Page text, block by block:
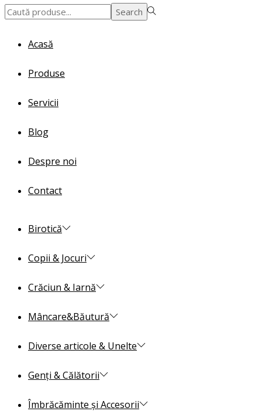
Search
Search
Acasă
Produse
Servicii
Blog
Despre noi
Contact
Birotică
Copii & Jocuri
Crăciun & Iarnă
Mâncare&Băutură
Diverse articole & Unelte
Genți & Călătorii
Îmbrăcăminte și Accesorii